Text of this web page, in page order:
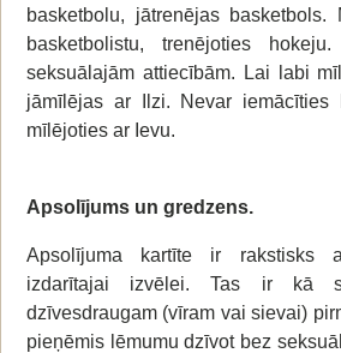
basketbolu, jātrenējas
basketbolistu, trenējoties
seksuālajām attiecībām. Lai labi
jāmīlējas ar Ilzi. Nevar
mīlējoties ar Ievu.
Apsolījums un gredzens.
Apsolījuma kartīte ir rakstisks
izdarītajai izvēlei. Tas ir kā
dzīvesdraugam (vīram vai sievai)
pieņēmis lēmumu dzīvot bez